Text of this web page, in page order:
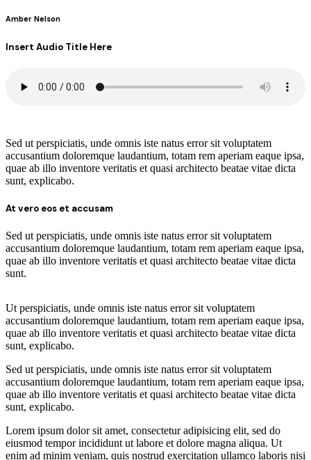
Amber Nelson
Insert Audio Title Here
Sed ut perspiciatis, unde omnis iste natus error sit voluptatem
accusantium doloremque laudantium, totam rem aperiam eaque ipsa,
quae ab illo inventore veritatis et quasi architecto beatae vitae dicta
sunt, explicabo.
At vero eos et accusam
Sed ut perspiciatis, unde omnis iste natus error sit voluptatem
accusantium doloremque laudantium, totam rem aperiam eaque ipsa,
quae ab illo inventore veritatis et quasi architecto beatae vitae dicta
sunt.
Ut perspiciatis, unde omnis iste natus error sit voluptatem
accusantium doloremque laudantium, totam rem aperiam eaque ipsa,
quae ab illo inventore veritatis et quasi architecto beatae vitae dicta
sunt, explicabo.
Sed ut perspiciatis, unde omnis iste natus error sit voluptatem
accusantium doloremque laudantium, totam rem aperiam eaque ipsa,
quae ab illo inventore veritatis et quasi architecto beatae vitae dicta
sunt, explicabo.
Lorem ipsum dolor sit amet, consectetur adipisicing elit, sed do
eiusmod tempor incididunt ut labore et dolore magna aliqua. Ut
enim ad minim veniam, quis nostrud exercitation ullamco laboris nisi